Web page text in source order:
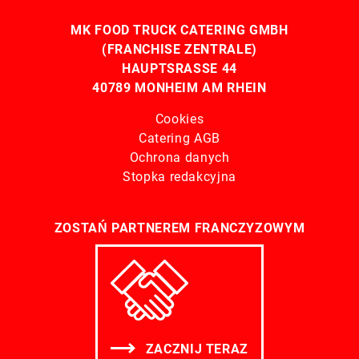
MK FOOD TRUCK CATERING GMBH
(FRANCHISE ZENTRALE)
HAUPTSRASSE 44
40789 MONHEIM AM RHEIN
Cookies
Catering AGB
Ochrona danych
Stopka redakcyjna
ZOSTAŃ PARTNEREM FRANCZYZOWYM
ZACZNIJ TERAZ